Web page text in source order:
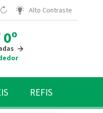
Alto Contraste
0º
REFIS